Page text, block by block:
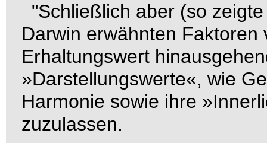
"Schließlich aber (so
Darwin erwähnten
Erhaltungswert
»Darstellungswerte«, wie
Harmonie sowie ihre
zuzulassen.